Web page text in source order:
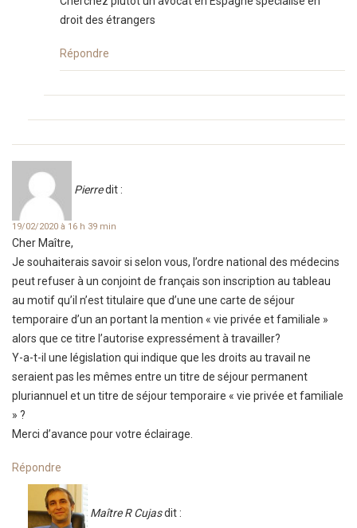
droit des étrangers
Répondre
Pierredit :
19/02/2020 à 16 h 39 min
Cher Maître,
Je souhaiterais savoir si selon vous, l’ordre national des médecins
peut refuser à un conjoint de français son inscription au tableau
au motif qu’il n’est titulaire que d’une une carte de séjour
temporaire d’un an portant la mention « vie privée et familiale »
alors que ce titre l’autorise expressément à travailler?
Y-a-t-il une législation qui indique que les droits au travail ne
seraient pas les mêmes entre un titre de séjour permanent
pluriannuel et un titre de séjour temporaire « vie privée et familiale
» ?
Merci d’avance pour votre éclairage.
Répondre
Maître R Cujasdit :